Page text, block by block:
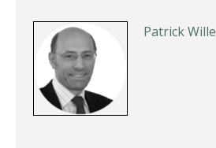
Patrick Wille